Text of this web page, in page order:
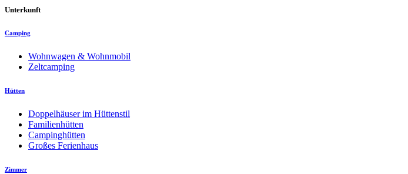
Unterkunft
Camping
Wohnwagen & Wohnmobil
Zeltcamping
Hütten
Doppelhäuser im Hüttenstil
Familienhütten
Campinghütten
Großes Ferienhaus
Zimmer